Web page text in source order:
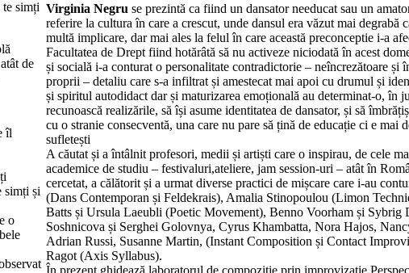
simți
de
îl
simți și
o
Virginia Negru se prezintă ca fiind un dansator needucat sau un
referire la cultura în care a crescut, unde dansul era văzut mai degrabă
multă implicare, dar mai ales la felul în care această preconceptie i-a
Facultatea de Drept fiind hotărâtă să nu activeze niciodată în acest
și socială i-a conturat o personalitate contradictorie – neîncrezătoare și
proprii – detaliu care s-a infiltrat și amestecat mai apoi cu drumul și
și spiritul autodidact dar și maturizarea emoțională au determinat-o, în
recunoască realizările, să își asume identitatea de dansator, și să
cu o stranie consecventă, una care nu pare să țină de educație ci e mai
sufletești
A căutat și a întâlnit profesori, medii și artiști care o inspirau, de cele
academice de studiu – festivaluri,ateliere, jam session-uri – atât în
cercetat, a călătorit și a urmat diverse practici de mișcare care i-au
(Dans Contemporan și Feldekrais), Amalia Stinopoulou (Limon
Batts și Ursula Laeubli (Poetic Movement), Benno Voorham și Sybrig
Soshnicova și Serghei Golovnya, Cyrus Khambatta, Nora Hajos,
Adrian Russi, Susanne Martin, (Instant Composition și Contact
Ragot (Axis Syllabus).
În prezent ghidează laboratorul de compoziție prin improvizație